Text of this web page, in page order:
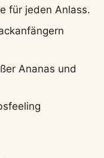
für jeden Anlass.
Ananas und